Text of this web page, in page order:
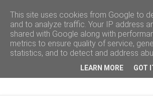
This site uses cookies from Google to
and to analyze traffic. Your IP address
shared with Google along with
metrics to ensure quality of service,
statistics, and to detect and address
LEARN MORE GOT